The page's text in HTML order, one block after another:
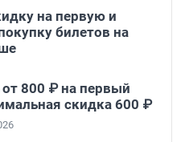
на первую и
билетов на
800 ₽ на первый
скидка 600 ₽